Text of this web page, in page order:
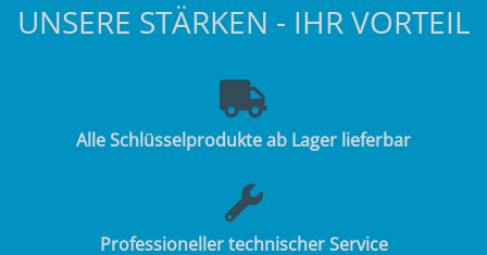
UNSERE STÄRKEN - IHR VORTEIL
Alle Schlüsselprodukte ab Lager lieferbar
Professioneller technischer Service